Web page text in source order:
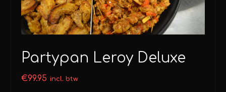
Partypan Leroy Deluxe
€99.95 incl. btw